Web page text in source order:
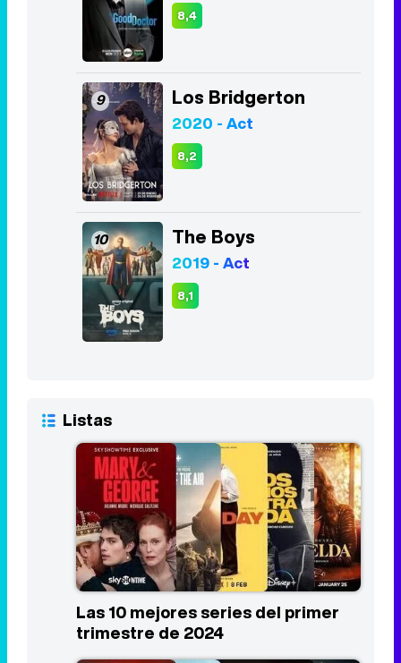
8,4
9 Los Bridgerton
2020 - Act
8,2
10 The Boys
2019 - Act
8,1
Listas
Las 10 mejores series del primer
trimestre de 2024